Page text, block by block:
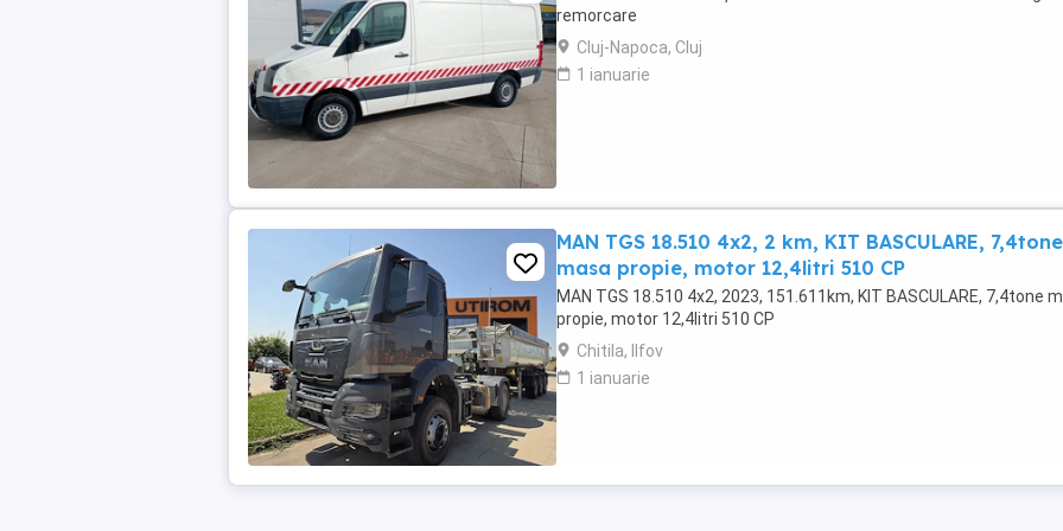
remorcare
Cluj-Napoca, Cluj
1 ianuarie
MAN TGS 18.510 4x2, 2 km, KIT BASCULARE, 7,4tone
masa propie, motor 12,4litri 510 CP
MAN TGS 18.510 4x2, 2023, 151.611km, KIT BASCULARE, 7,4tone
propie, motor 12,4litri 510 CP
Chitila, Ilfov
1 ianuarie